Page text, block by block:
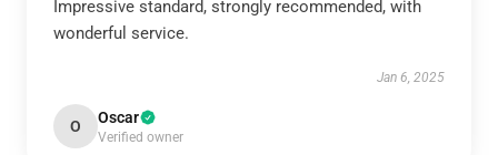
Impressive standard, strongly recommended, with
wonderful service.
Jan 6, 2025
O Oscar
Verified owner